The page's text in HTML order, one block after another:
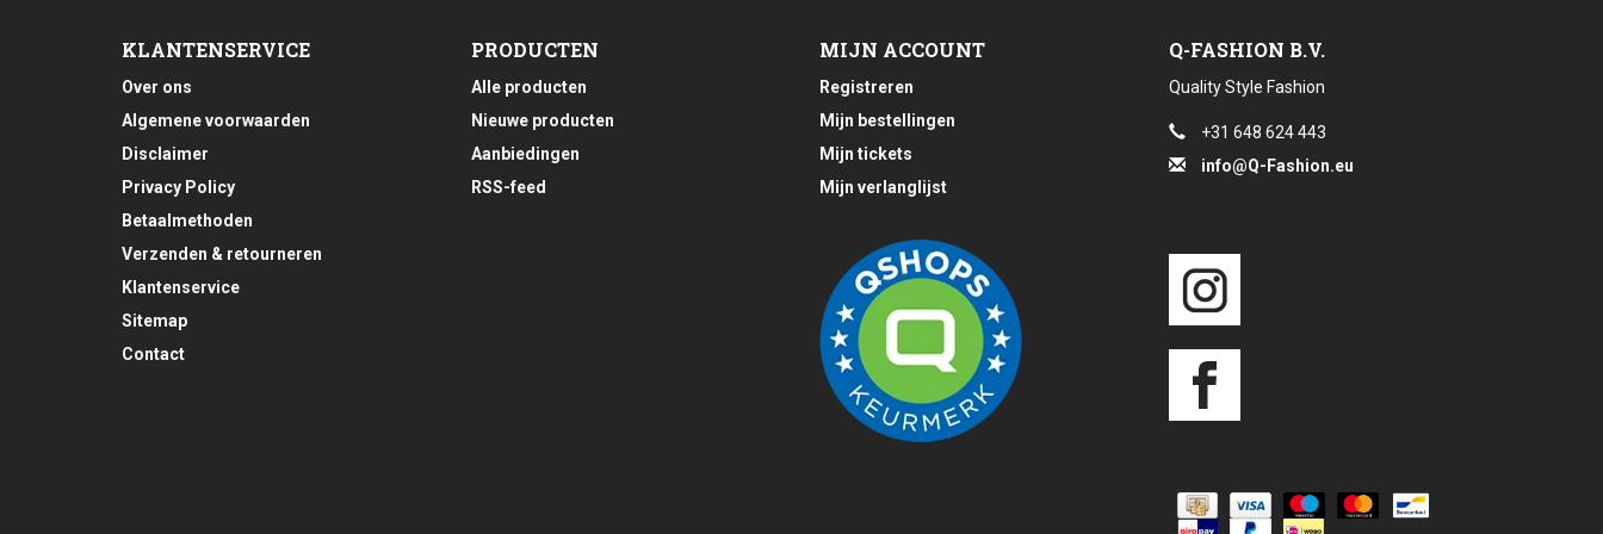
KLANTENSERVICE
Over ons
Algemene voorwaarden
Disclaimer
Privacy Policy
Betaalmethoden
Verzenden & retourneren
Klantenservice
Sitemap
Contact
PRODUCTEN
Alle producten
Nieuwe producten
Aanbiedingen
RSS-feed
MIJN ACCOUNT
Registreren
Mijn bestellingen
Mijn tickets
Mijn verlanglijst
Q-FASHION B.V.
Quality Style Fashion
+31 648 624 443
info@Q-Fashion.eu